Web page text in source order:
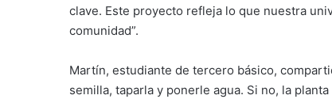
clave. Este proyecto refleja lo que nuestra
comunidad”.
Martín, estudiante de tercero básico,
semilla, taparla y ponerle agua. Si no, la